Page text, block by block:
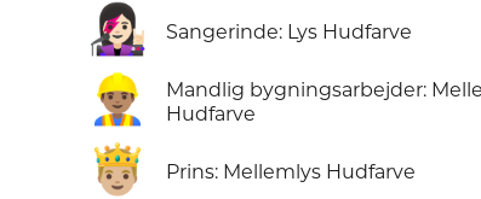
👩🏻‍🎤 Sangerinde: Lys Hudfarve
👷🏽‍♂️
Mandlig bygningsarbejder:
Hudfarve
🤴🏼 Prins: Mellemlys Hudfarve